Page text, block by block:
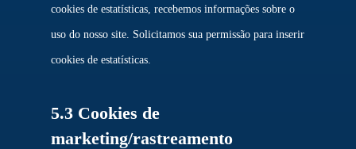
cookies de estatísticas, recebemos informações sobre o
uso do nosso site. Solicitamos sua permissão para inserir
cookies de estatísticas.
5.3 Cookies de
marketing/rastreamento